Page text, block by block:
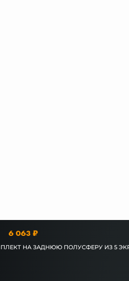
6 063 ₽
НА ЗАДНЮЮ ПОЛУСФЕРУ ИЗ 5